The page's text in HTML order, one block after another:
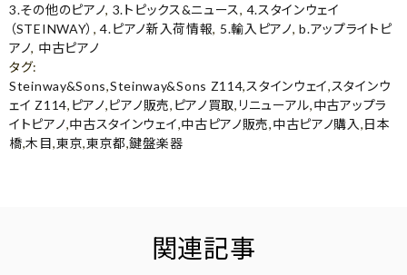
3.その他のピアノ, 3.トピックス&ニュース, 4.スタインウェイ
（STEINWAY） ,4.ピアノ新入荷情報, 5.輸入ピアノ,b.アップライトピ
アノ, 中古ピアノ
タグ:
Steinway&Sons,Steinway&Sons Z114,スタインウェイ,スタインウ
ェイ Z114, ピアノ,ピアノ販売, ピアノ買取, リニューアル,中古アップラ
イトピアノ,中古スタインウェイ,中古ピアノ販売,中古ピアノ購入,日本
橋,木目,東京,東京都,鍵盤楽器
関連記事